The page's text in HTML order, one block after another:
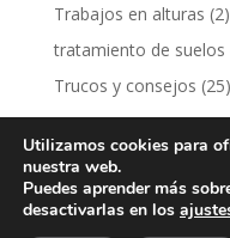
Trabajos en alturas (2)
tratamiento de suelos
Trucos y consejos (25)
Utilizamos cookies para
nuestra web.
Puedes aprender más
desactivarlas en los